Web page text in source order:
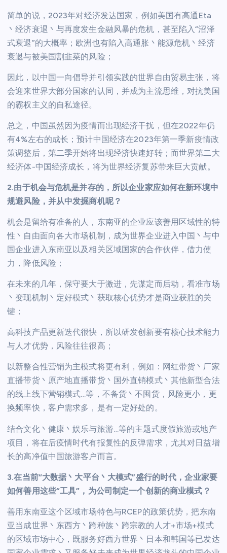
简单的说，2023年对经济发达国家，例如美国有高通Eta
丶经济衰退丶与再度发生金融风暴的危机，甚至陷入“沼泽
式衰退”的大概率；欧洲也有陷入高通胀丶能源危机丶经济
衰退与被美国割韭菜的风险；
因此，以中国一向倡导并引领实践的世界自由贸易主张，将
会迎来世界大部分国家的认同，并成为主流思维，对抗美国
的霸权主义的自私途径。
总之，中国虽然因为疫情而出现经济干扰，但在2022年仍
有4%左右的成长；预计中国经济在2023年第一季新疫情政
策调整后，第二季开始将出现经济快速好转；而世界第二大
经济体-中国经济成长，将为世界经济复苏带来巨大贡献。
2.由于机会与危机是并存的，所以企业家应如何在新环境中
规避风险，并从中发掘商机呢？
机会是留给有准备的人，东南亚的企业应该善用区域性的特
性丶自由面向各大市场机制，成为世界企业进入中国丶与中
国企业进入东南亚以及相关区域国家的合作伙伴，借力使
力，降低风险；
在未来的几年，保守要大于激进，先谋定而后动，看准市场
丶变现机制丶定好模式丶获取核心优势才是商业获胜的关
键；
高科技产品更新迭代很快，所以研发创新要有核心技术能力
与人才优势，风险往往很高；
以新整合性营销为主模式将更有利，例如：网红带货丶厂家
直播带货丶原产地直播带货丶国外直销模式丶其他新型合法
的线上线下营销模式…等，不备货丶不囤货，风险更小，更
换频率快，客户需求多，是有一定好处的。
结合文化丶健康丶娱乐与旅游…等的主题式度假旅游或地产
项目，将在后疫情时代有报复性的反弹需求，尤其对日益增
长的高净值中国旅游客户而言。
3.在当前“大数据丶大平台丶大模式”盛行的时代，企业家要
如何善用这些“工具”，为公司制定一个创新的商业模式？
善用东南亚这个区域市场特色与RCEP的政策优势，把东南
亚当成世界丶东西方丶跨种族丶跨宗教的人才+市场+模式
的区域市场中心，既服务好西方世界丶日本和韩国等已发达